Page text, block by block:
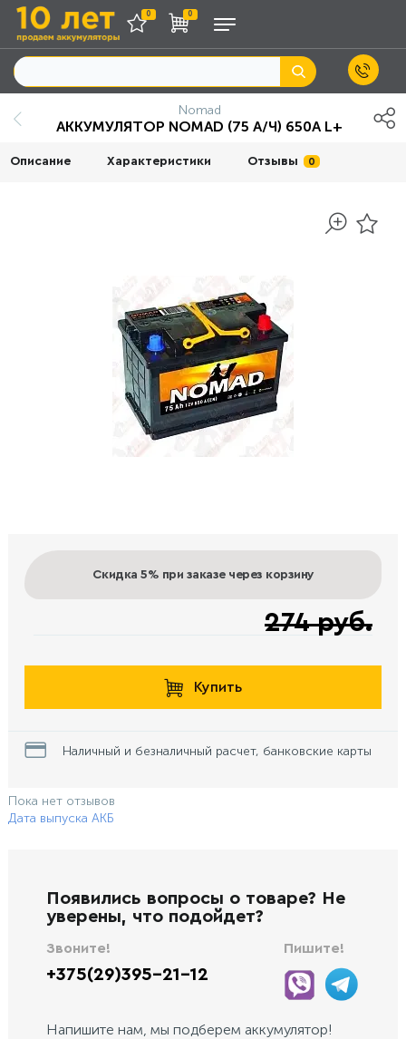
0 0
Nomad
АККУМУЛЯТОР NOMAD (75 А/Ч) 650A L+
Описание Характеристики Отзывы 0
Скидка 5% при заказе через корзину
274 руб.
Купить
Наличный и безналичный расчет, банковские карты
Пока нет отзывов
Дата выпуска АКБ
Появились вопросы о товаре? Не
уверены, что подойдет?
Звоните!
+375(29)395-21-12
Пишите!
Напишите нам, мы подберем аккумулятор!